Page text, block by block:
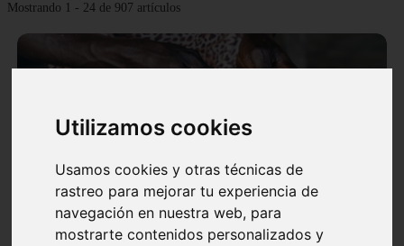
Utilizamos cookies
Usamos cookies y otras técnicas de
rastreo para mejorar tu experiencia de
navegación en nuestra web, para
mostrarte contenidos personalizados y
Mostrando 1 - 24 de 907 artículos
En África harán lo que parecía imposible: Utilizarán
moléculas de agua para cocinar sus alimentos